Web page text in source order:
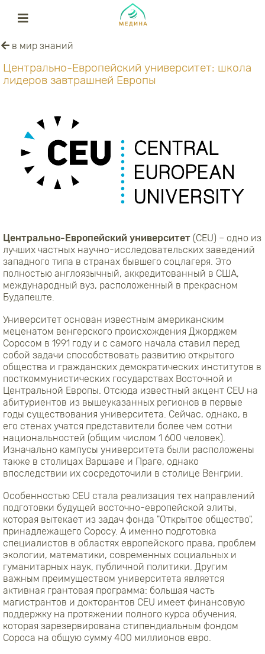
в мир знаний
Центрально-Европейский университет: школа
лидеров завтрашней Европы
Центрально-Европейский университет (CEU) – одно из
лучших частных научно-исследовательских заведений
западного типа в странах бывшего соцлагеря. Это
полностью англоязычный, аккредитованный в США,
международный вуз, расположенный в прекрасном
Будапеште.
Университет основан известным американским
меценатом венгерского происхождения Джорджем
Соросом в 1991 году и с самого начала ставил перед
собой задачи способствовать развитию открытого
общества и гражданских демократических институтов в
посткоммунистических государствах Восточной и
Центральной Европы. Отсюда известный акцент CEU на
абитуриентов из вышеуказанных регионов в первые
годы существования университета. Сейчас, однако, в
его стенах учатся представители более чем сотни
национальностей (общим числом 1 600 человек).
Изначально кампусы университета были расположены
также в столицах Варшаве и Праге, однако
впоследствии их сосредоточили в столице Венгрии.
Особенностью CEU стала реализация тех направлений
подготовки будущей восточно-европейской элиты,
которая вытекает из задач фонда "Открытое общество",
принадлежащего Соросу. А именно подготовка
специалистов в областях европейского права, проблем
экологии, математики, современных социальных и
гуманитарных наук, публичной политики. Другим
важным преимуществом университета является
активная грантовая программа: большая часть
магистрантов и докторантов CEU имеет финансовую
поддержку на протяжении полного курса обучения,
которая зарезервирована стипендиальным фондом
Сороса на общую сумму 400 миллионов евро.